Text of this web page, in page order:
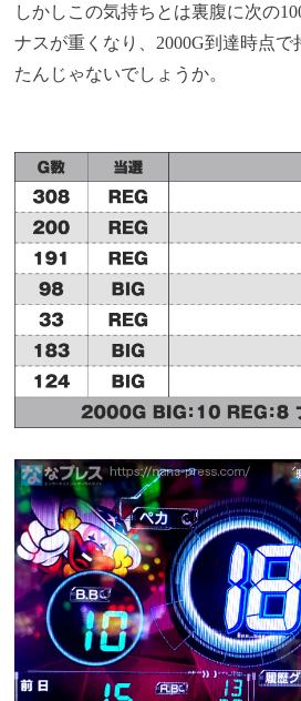
しかしこの気持ちとは裏腹に次の
ナスが重くなり、2000G到達時点で
たんじゃないでしょうか。